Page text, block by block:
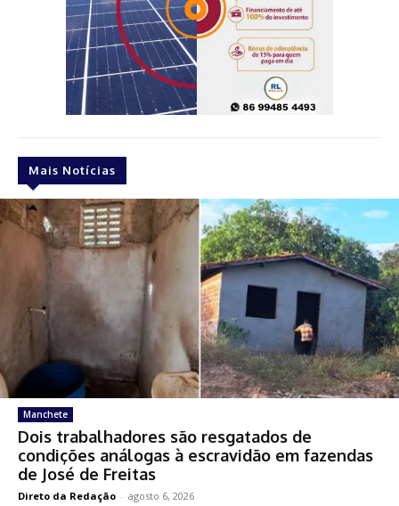
Mais Notícias
Manchete
Dois trabalhadores são resgatados de
condições análogas à escravidão em fazendas
de José de Freitas
Direto da Redação - agosto 6, 2026